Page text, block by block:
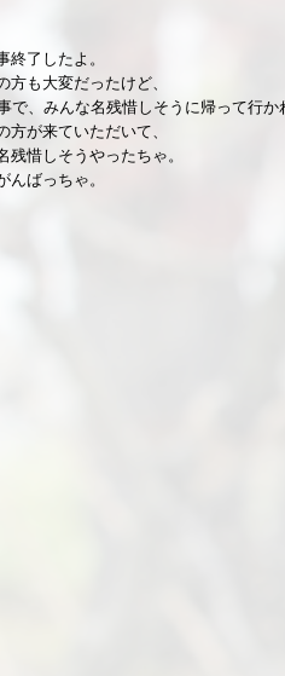
了したよ。
も大変だったけど、
、みんな名残惜しそうに帰って行か
が来ていただいて、
残惜しそうやったちゃ。
ばっちゃ。